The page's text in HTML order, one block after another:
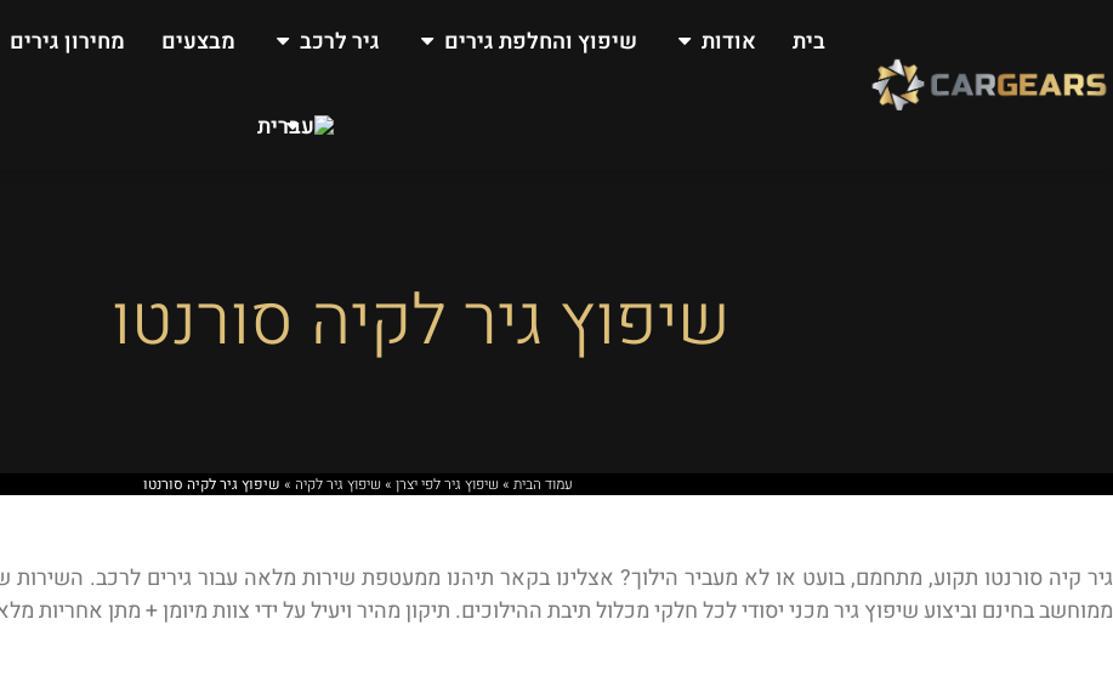
בית אודות שיפוץ והחלפת גירים גיר לרכב מבצעים מחירון גירים
שיפוץ גיר לקיה סורנטו
עמוד הבית »שיפוץ גיר לפי יצרן »שיפוץ גיר לקיה » שיפוץ גיר לקיה סורנטו
גיר קיה סורנטו תקוע, מתחמם, בועט או לא מעביר הילוך? אצלינו בקאר תיהנו ממעטפת שירות מלאה עבור גירים לרכב. השירות
ממוחשב בחינם וביצוע שיפוץ גיר מכני יסודי לכל חלקי מכלול תיבת ההילוכים. תיקון מהיר ויעיל על ידי צוות מיומן + מתן אחריות